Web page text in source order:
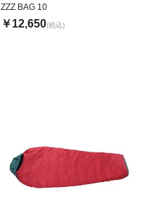
ZZZ BAG 10
￥12,650(税込)